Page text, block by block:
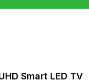
Smart LED TV